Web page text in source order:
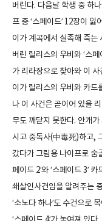
버린다. 다음날 학생 중 하
프 중 ‘스페이드’ 12장이
이가 계곡에서 실족해 죽는
버린 릴리스의 우비와 ‘스
가 리라장으로 찾아와 이
이가 릴리스의 우비와 카드
나 이 사건은 곧이어 있을
무도 깨닫지 못한다. 안개가
시고 중독사(中毒死)하고,
갔다가 그림용 나이프로 숨
페이드 2’와 ‘스페이드 3’
쇄살인사건임을 알려주는
‘소노다 하나’도 수건으로